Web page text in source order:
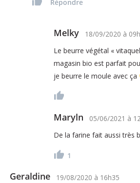
Répondre
Melky 18/09/2020 à
Le beurre végétal «
magasin bio est parfait
je beurre le moule avec ça
Maryln 05/06/2021 à
De la farine fait aussi très
1
Geraldine 19/08/2020 à 16h35